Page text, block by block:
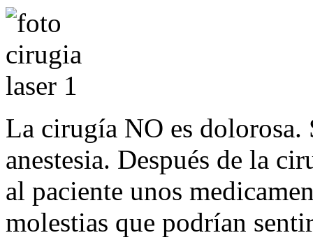
La cirugía NO es
anestesia. Después de la
al paciente unos
molestias que podrían